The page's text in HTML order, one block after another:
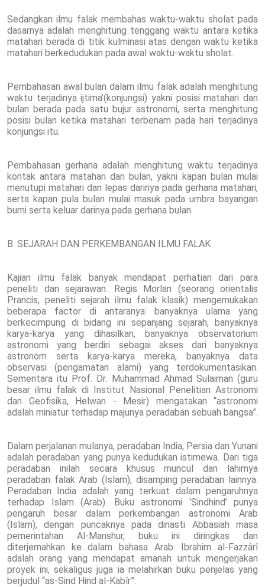
Sedangkan ilmu falak membahas waktu-waktu sholat pada
dasarnya adalah menghitung tenggang waktu antara ketika
matahari berada di titik kulminasi atas dengan waktu ketika
matahari berkedudukan pada awal waktu-waktu sholat.
Pembahasan awal bulan dalam ilmu falak adalah menghitung
waktu terjadinya ijtima’(konjungsi) yakni posisi matahari dan
bulan berada pada satu bujur astronomi, serta menghitung
posisi bulan ketika matahari terbenam pada hari terjadinya
konjungsi itu.
Pembahasan gerhana adalah menghitung waktu terjadinya
kontak antara matahari dan bulan, yakni kapan bulan mulai
menutupi matahari dan lepas darinya pada gerhana matahari,
serta kapan pula bulan mulai masuk pada umbra bayangan
bumi serta keluar darinya pada gerhana bulan.
B. SEJARAH DAN PERKEMBANGAN ILMU FALAK
Kajian ilmu falak banyak mendapat perhatian dari para
peneliti dan sejarawan. Regis Morlan (seorang orientalis
Prancis, peneliti sejarah ilmu falak klasik) mengemukakan
beberapa factor di antaranya: banyaknya ulama yang
berkecimpung di bidang ini sepanjang sejarah, banyaknya
karya-karya yang dihasilkan, banyaknya observatorium
astronomi yang berdiri sebagai akses dari banyaknya
astronom serta karya-karya mereka, banyaknya data
observasi (pengamatan alami) yang terdokumentasikan.
Sementara itu Prof. Dr. Muhammad Ahmad Sulaiman (guru
besar ilmu falak di Institut Nasional Penelitian Astronomi
dan Geofisika, Helwan - Mesir) mengatakan “astronomi
adalah miniatur terhadap majunya peradaban sebuah bangsa”.
Dalam perjalanan mulanya, peradaban India, Persia dan Yunani
adalah peradaban yang punya kedudukan istimewa. Dari tiga
peradaban inilah secara khusus muncul dan lahirnya
peradaban falak Arab (Islam), disamping peradaban lainnya.
Peradaban India adalah yang terkuat dalam pengaruhnya
terhadap Islam (Arab). Buku astronomi ‘Sindhind’ punya
pengaruh besar dalam perkembangan astronomi Arab
(Islam), dengan puncaknya pada dinasti Abbasiah masa
pemerintahan Al-Manshur, buku ini diringkas dan
diterjemahkan ke dalam bahasa Arab. Ibrahim al-Fazzârî
adalah orang yang mendapat amanah untuk mengerjakan
proyek ini, sekaligus juga ia melahirkan buku penjelas yang
berjudul “as-Sind Hind al-Kabîr”.